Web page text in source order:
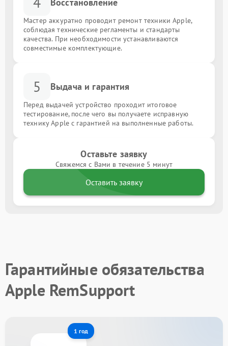
Мастер аккуратно проводит ремонт техники Apple,
соблюдая технические регламенты и стандарты
качества. При необходимости устанавливаются
совместимые комплектующие.
5 Выдача и гарантия
Перед выдачей устройство проходит итоговое
тестирование, после чего вы получаете исправную
технику Apple с гарантией на выполненные работы.
Оставьте заявку
Свяжемся с Вами в течение 5 минут
Оставить заявку
Гарантийные обязательства
Apple RemSupport
1 год